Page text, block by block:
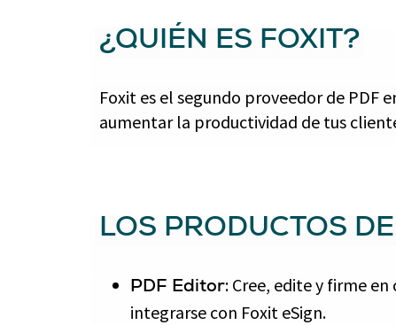
¿QUIÉN ES FOXIT?
Foxit es el segundo proveedor de PDF
aumentar la productividad de tus
LOS PRODUCTOS
PDF Editor: Cree, edite y firme
integrarse con Foxit eSign.